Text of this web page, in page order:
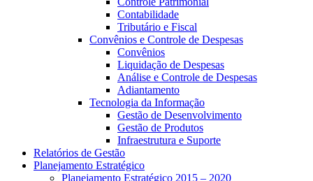
Contabilidade
Tributário e Fiscal
Convênios e Controle de Despesas
Convênios
Liquidação de Despesas
Análise e Controle de Despesas
Adiantamento
Tecnologia da Informação
Gestão de Desenvolvimento
Gestão de Produtos
Infraestrutura e Suporte
Relatórios de Gestão
Planejamento Estratégico
Planejamento Estratégico 2015 – 2020